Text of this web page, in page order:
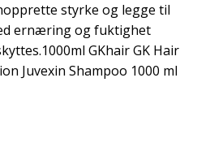
styrke og legge til
ernæring og fuktighet
GKhair GK Hair
Juvexin Shampoo 1000 ml